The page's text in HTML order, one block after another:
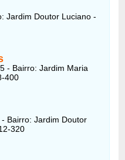
Jardim Doutor Luciano -
- Bairro: Jardim Maria
400
Bairro: Jardim Doutor
320